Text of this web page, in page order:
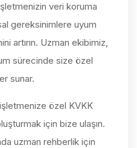
veri koruma
gereksinimlere uyum
artırın. Uzman ekibimiz,
sürecinde size özel
sunar.
özel KVKK
için bize ulaşın.
uzman rehberlik için